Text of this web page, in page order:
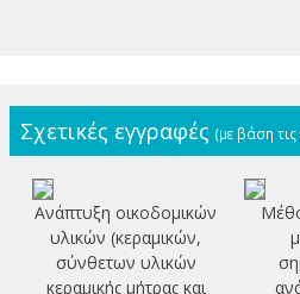
Σχετικές εγγραφές (με βάση
Ανάπτυξη οικοδομικών
υλικών (κεραμικών,
σύνθετων υλικών
κεραμικής μήτρας και